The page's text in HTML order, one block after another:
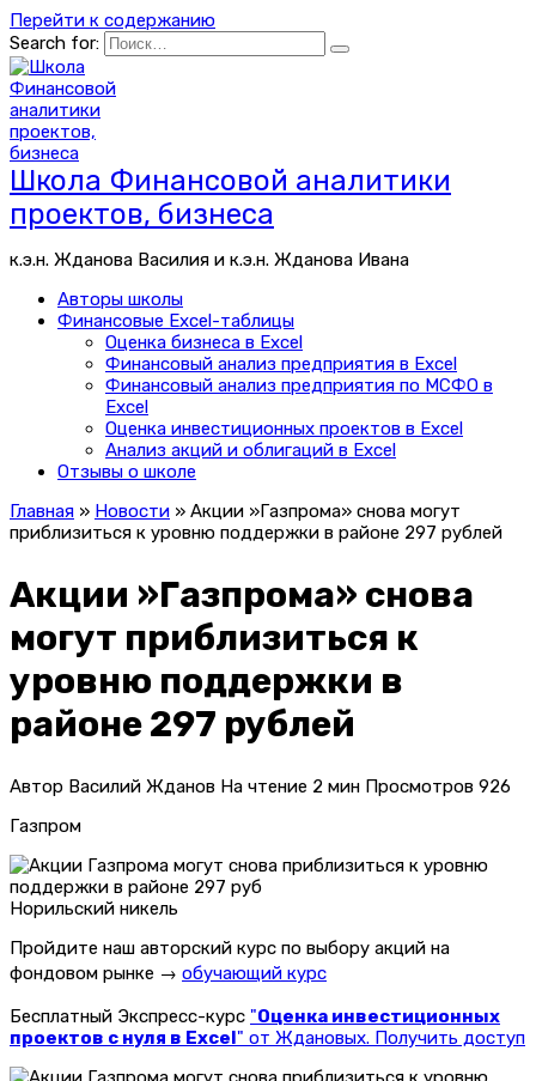
Перейти к содержанию
Search for:
Школа Финансовой аналитики
проектов, бизнеса
к.э.н. Жданова Василия и к.э.н. Жданова Ивана
Авторы школы
Финансовые Excel-таблицы
Оценка бизнеса в Excel
Финансовый анализ предприятия в Excel
Финансовый анализ предприятия по МСФО в
Excel
Оценка инвестиционных проектов в Excel
Анализ акций и облигаций в Excel
Отзывы о школе
Главная » Новости » Акции »Газпрома» снова могут
приблизиться к уровню поддержки в районе 297 рублей
Акции »Газпрома» снова
могут приблизиться к
уровню поддержки в
районе 297 рублей
Автор Василий Жданов На чтение 2 мин Просмотров 926
Газпром
Норильский никель
Пройдите наш авторский курс по выбору акций на
фондовом рынке → обучающий курс
Бесплатный Экспресс-курс "Оценка инвестиционных
проектов с нуля в Excel" от Ждановых. Получить доступ